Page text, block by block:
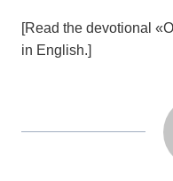
[Read the devotional
in English.]